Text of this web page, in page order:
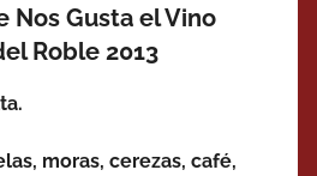
Nos Gusta el Vino
Roble 2013
moras, cerezas, café,